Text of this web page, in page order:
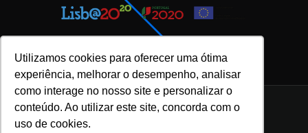
Utilizamos cookies para oferecer uma ótima
experiência, melhorar o desempenho, analisar
como interage no nosso site e personalizar o
conteúdo. Ao utilizar este site, concorda com o
uso de cookies.